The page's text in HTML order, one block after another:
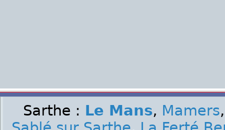
Sarthe : Le Mans, Mamers